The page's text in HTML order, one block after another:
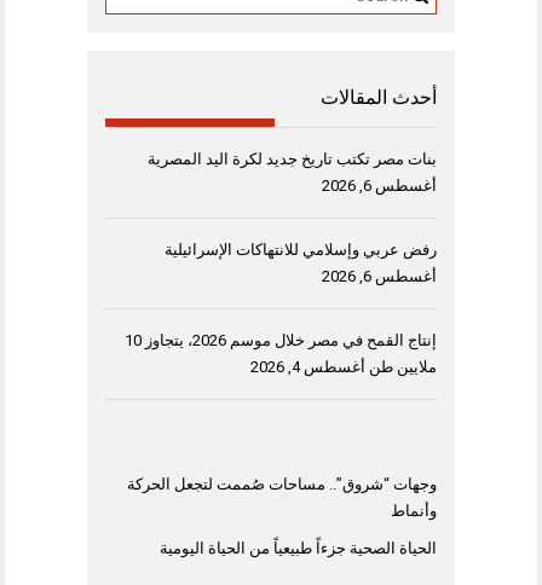
أحدث المقالات
بنات مصر تكتب تاريخ جديد لكرة اليد المصرية
أغسطس 6, 2026
رفض عربي وإسلامي للانتهاكات الإسرائيلية
أغسطس 6, 2026
إنتاج القمح في مصر خلال موسم 2026، يتجاوز 10
ملايين طن أغسطس 4, 2026
وجهات “شروق”.. مساحات صُممت لتجعل الحركة
وأنماط
الحياة الصحية جزءاً طبيعياً من الحياة اليومية